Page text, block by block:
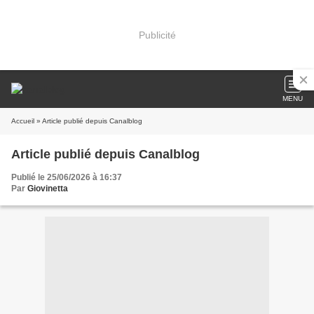
Publicité
MENU
Accueil » Article publié depuis Canalblog
Article publié depuis Canalblog
Publié le 25/06/2026 à 16:37
Par Giovinetta